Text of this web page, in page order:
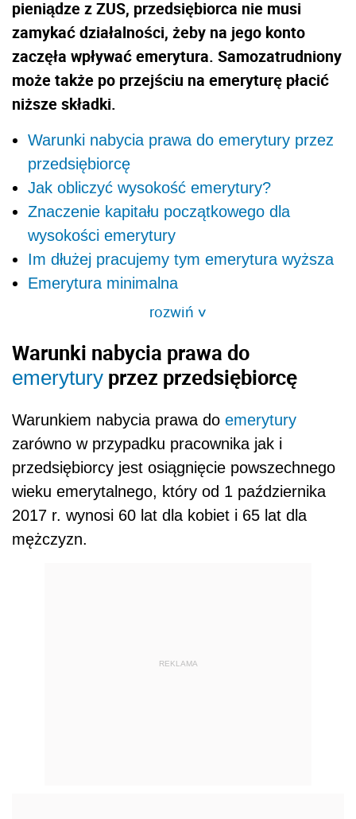
pieniądze z ZUS, przedsiębiorca nie musi
zamykać działalności, żeby na jego konto
zaczęła wpływać emerytura. Samozatrudniony
może także po przejściu na emeryturę płacić
niższe składki.
Warunki nabycia prawa do emerytury przez
przedsiębiorcę
Jak obliczyć wysokość emerytury?
Znaczenie kapitału początkowego dla
wysokości emerytury
Im dłużej pracujemy tym emerytura wyższa
Emerytura minimalna
rozwiń>
Warunki nabycia prawa do
emerytury przez przedsiębiorcę
Warunkiem nabycia prawa do emerytury
zarówno w przypadku pracownika jak i
przedsiębiorcy jest osiągnięcie powszechnego
wieku emerytalnego, który od 1 października
2017 r. wynosi 60 lat dla kobiet i 65 lat dla
mężczyzn.
REKLAMA